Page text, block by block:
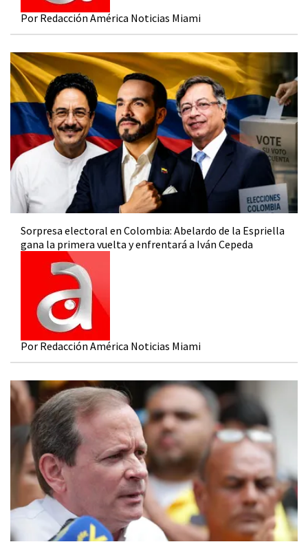
Por Redacción América Noticias Miami
Sorpresa electoral en Colombia: Abelardo de la Espriella
gana la primera vuelta y enfrentará a Iván Cepeda
Por Redacción América Noticias Miami